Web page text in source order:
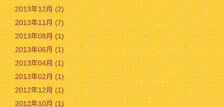
2013年12月 (2)
2013年11月 (7)
2013年08月 (1)
2013年06月 (1)
2013年04月 (1)
2013年02月 (1)
2012年12月 (1)
2012年10月 (1)